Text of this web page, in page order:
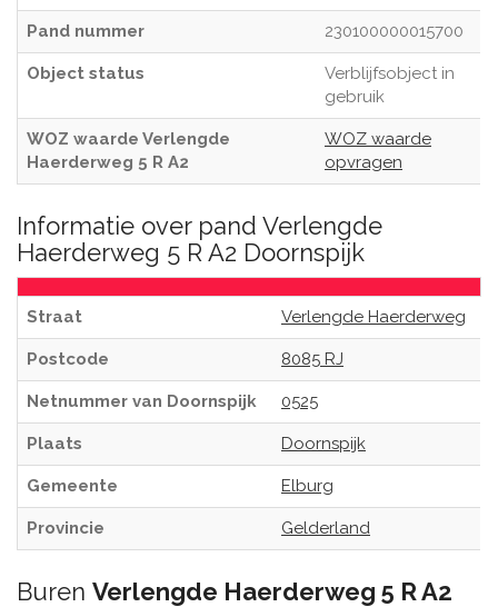
Pand nummer 230100000015700
Object status
Verblijfsobject in
gebruik
WOZ waarde Verlengde
Haerderweg 5 R A2
WOZ waarde
opvragen
Informatie over pand Verlengde
Haerderweg 5 R A2 Doornspijk
Straat Verlengde Haerderweg
Postcode 8085 RJ
Netnummer van Doornspijk 0525
Plaats Doornspijk
Gemeente Elburg
Provincie Gelderland
Buren Verlengde Haerderweg 5 R A2